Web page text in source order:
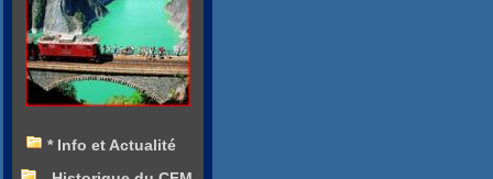
* Info et Actualité